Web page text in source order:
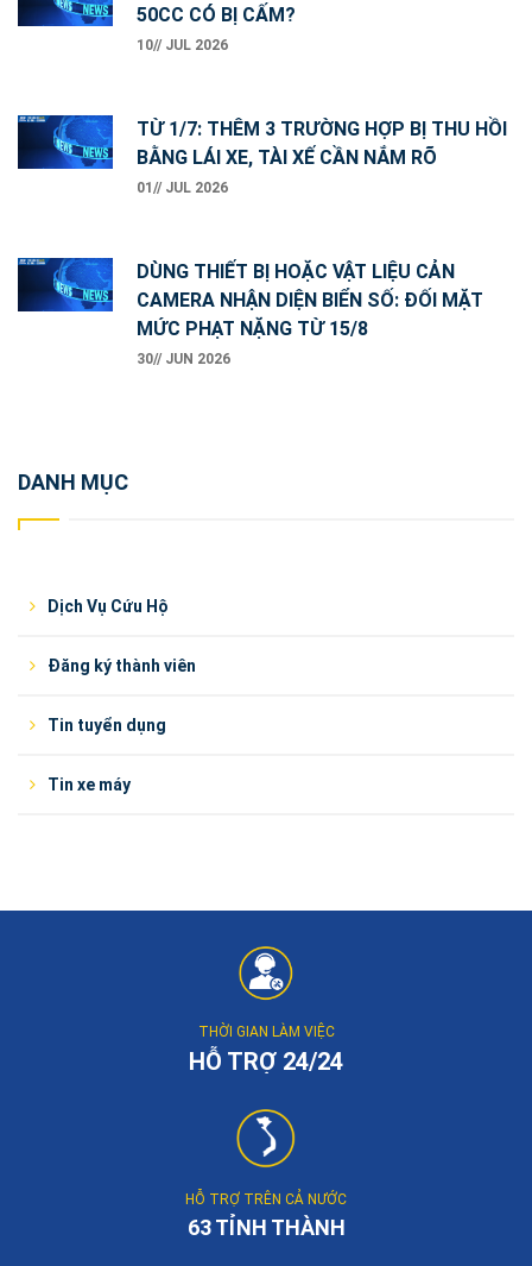
50CC CÓ BỊ CẤM?
10// JUL 2026
TỪ 1/7: THÊM 3 TRƯỜNG HỢP BỊ THU HỒI
BẰNG LÁI XE, TÀI XẾ CẦN NẮM RÕ
01// JUL 2026
DÙNG THIẾT BỊ HOẶC VẬT LIỆU CẢN
CAMERA NHẬN DIỆN BIỂN SỐ: ĐỐI MẶT
MỨC PHẠT NẶNG TỪ 15/8
30// JUN 2026
DANH MỤC
Dịch Vụ Cứu Hộ
Đăng ký thành viên
Tin tuyển dụng
Tin xe máy
THỜI GIAN LÀM VIỆC
HỖ TRỢ 24/24
HỖ TRỢ TRÊN CẢ NƯỚC
63 TỈNH THÀNH